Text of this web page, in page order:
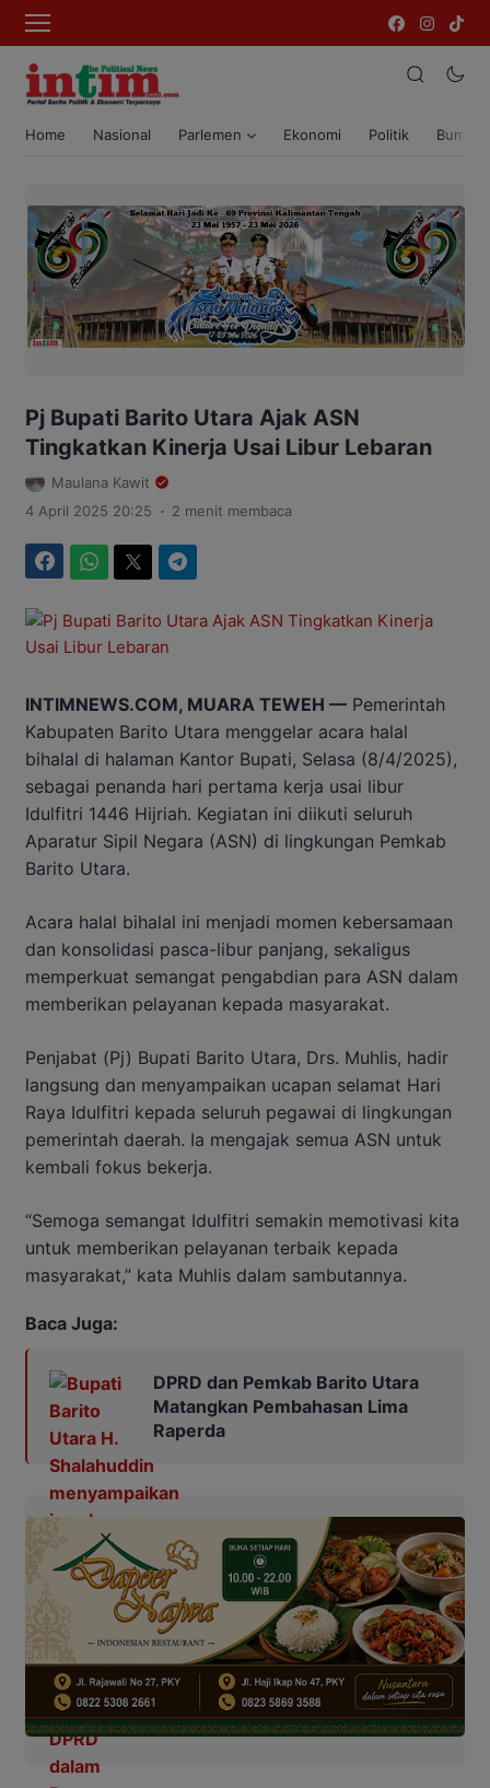
Home Nasional Parlemen Ekonomi Politik Bumi
Pj Bupati Barito Utara Ajak ASN
Tingkatkan Kinerja Usai Libur Lebaran
Maulana Kawit
4 April 2025 20:25 . 2 menit membaca
INTIMNEWS.COM, MUARA TEWEH — Pemerintah
Kabupaten Barito Utara menggelar acara halal
bihalal di halaman Kantor Bupati, Selasa (8/4/2025),
sebagai penanda hari pertama kerja usai libur
Idulfitri 1446 Hijriah. Kegiatan ini diikuti seluruh
Aparatur Sipil Negara (ASN) di lingkungan Pemkab
Barito Utara.
Acara halal bihalal ini menjadi momen kebersamaan
dan konsolidasi pasca-libur panjang, sekaligus
memperkuat semangat pengabdian para ASN dalam
memberikan pelayanan kepada masyarakat.
Penjabat (Pj) Bupati Barito Utara, Drs. Muhlis, hadir
langsung dan menyampaikan ucapan selamat Hari
Raya Idulfitri kepada seluruh pegawai di lingkungan
pemerintah daerah. Ia mengajak semua ASN untuk
kembali fokus bekerja.
“Semoga semangat Idulfitri semakin memotivasi kita
untuk memberikan pelayanan terbaik kepada
masyarakat,” kata Muhlis dalam sambutannya.
Baca Juga:
DPRD dan Pemkab Barito Utara
Matangkan Pembahasan Lima
Raperda